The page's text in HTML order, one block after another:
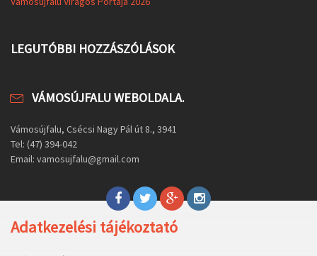
LEGUTÓBBI HOZZÁSZÓLÁSOK
VÁMOSÚJFALU WEBOLDALA.
Vámosújfalu, Csécsi Nagy Pál út 8., 3941
Tel: (47) 394-042
Email: vamosujfalu@gmail.com
Adatkezelési tájékoztató